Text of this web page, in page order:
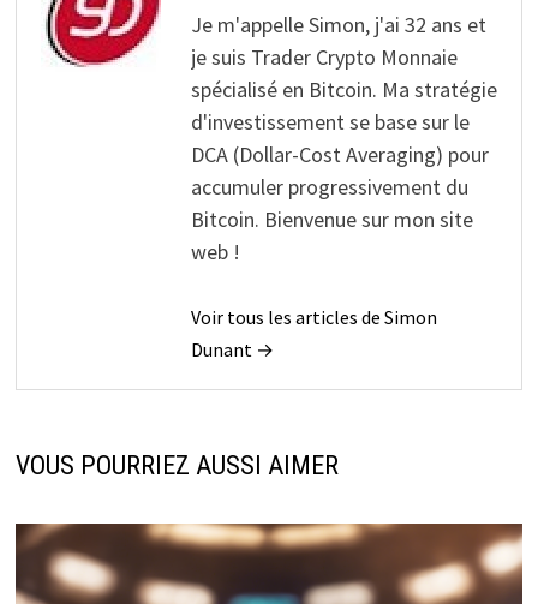
Je m'appelle Simon, j'ai 32 ans et
je suis Trader Crypto Monnaie
spécialisé en Bitcoin. Ma stratégie
d'investissement se base sur le
DCA (Dollar-Cost Averaging) pour
accumuler progressivement du
Bitcoin. Bienvenue sur mon site
web !
Voir tous les articles de Simon
Dunant →
VOUS POURRIEZ AUSSI AIMER